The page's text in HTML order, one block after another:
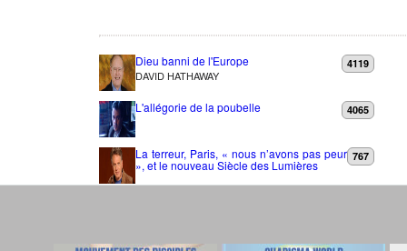
Dieu banni de l'Europe
DAVID HATHAWAY
4119
L'allégorie de la poubelle 4065
La terreur, Paris, « nous n’avons pas peur
», et le nouveau Siècle des Lumières
767